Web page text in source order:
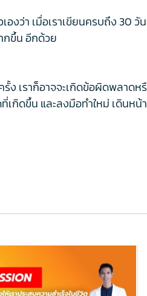
ว่า เมื่อเราเขียนครบถึง 30 วั
กขึ้น อีกด้วย
ง เราก็อาจจะเกิดข้อผิดพลาดห
เกิดขึ้น และลงมือทำใหม่ เดินหน้